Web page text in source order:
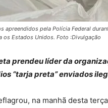
apreendidos pela Polícia Federal
os Estados Unidos. Foto :Divulgação
prendeu líder da
“tarja preta” enviados
na manhã desta